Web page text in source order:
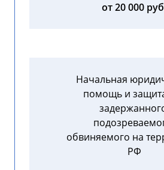
от 20 000
Начальная
помощь и
обвиняемого на
РФ